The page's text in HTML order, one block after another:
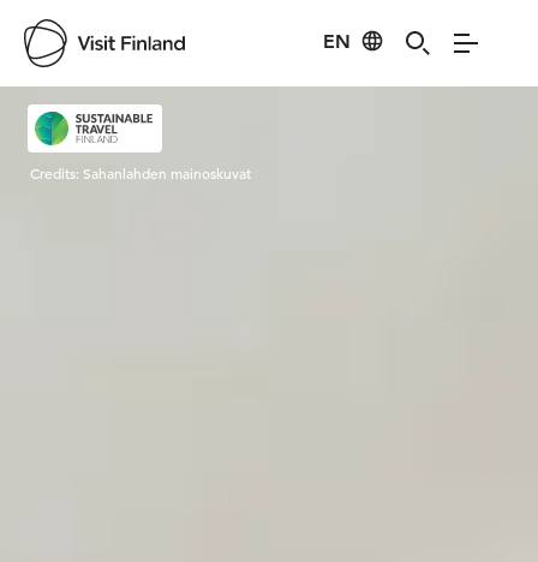
EN
Visit Finland
Credits: Sahanlahden mainoskuvat